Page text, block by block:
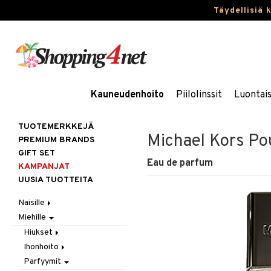
Täydellisiä
Kauneudenhoito Piilolinssit
Michael Kors
Eau de parfum
TUOTEMERKKEJÄ
PREMIUM BRANDS
GIFT SET
KAMPANJAT
UUSIA TUOTTEITA
Naisille
Hiukset
Gift Set
Harjat / Kammat
Hiuskuurit
Ihonhoito
Aurinkotuotteet
Erikoistuotteet
Korut
Kaulakorut
Kosmetiikka
Miehille
Hiukset
Hiustenlähtö
Hiusväri
Ihonhoito
Aurinkotuotteet
Parfyymit